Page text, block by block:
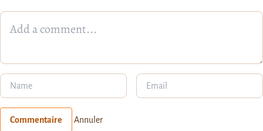
Commentaire Annuler